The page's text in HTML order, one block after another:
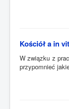
Kościół a in
W związku z
przypomnieć